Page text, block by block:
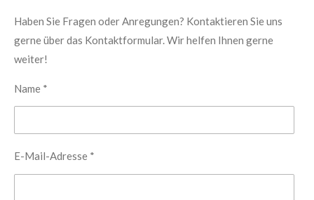
Haben Sie Fragen oder Anregungen? Kontaktieren Sie uns
gerne über das Kontaktformular. Wir helfen Ihnen gerne
weiter!
Name *
E-Mail-Adresse *